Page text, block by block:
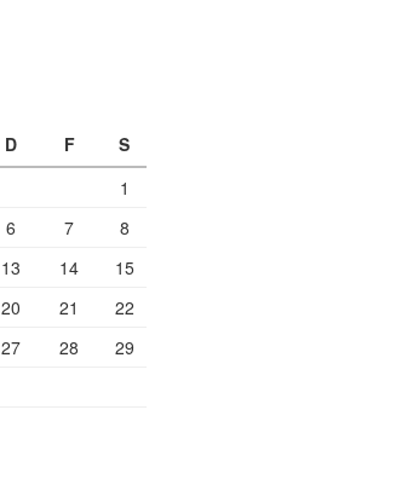
D F
S
1
6 7
8
13 14
15
20 21
22
27 28
29